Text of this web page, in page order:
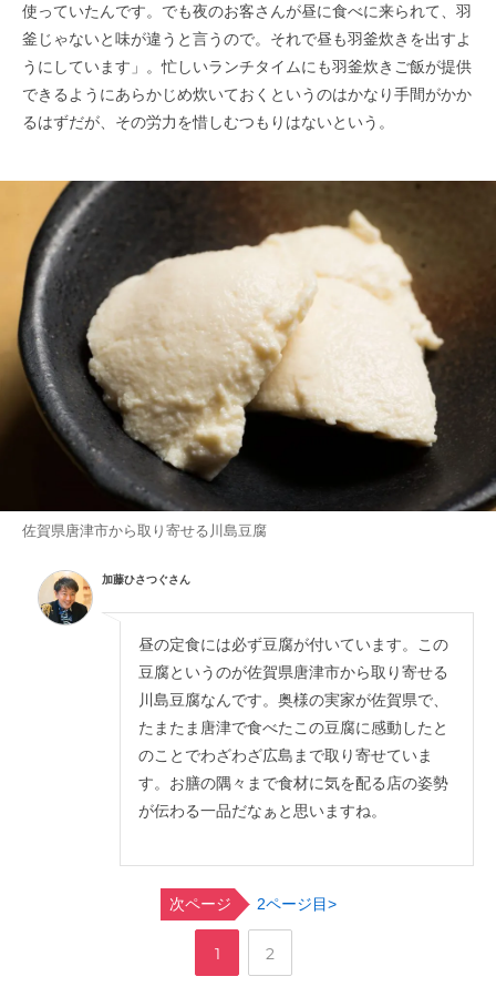
使っていたんです。でも夜のお客さんが昼に食べに来られて、羽
釜じゃないと味が違うと言うので。それで昼も羽釜炊きを出すよ
うにしています」。忙しいランチタイムにも羽釜炊きご飯が提供
できるようにあらかじめ炊いておくというのはかなり手間がかか
るはずだが、その労力を惜しむつもりはないという。
佐賀県唐津市から取り寄せる川島豆腐
加藤ひさつぐさん
昼の定食には必ず豆腐が付いています。この
豆腐というのが佐賀県唐津市から取り寄せる
川島豆腐なんです。奥様の実家が佐賀県で、
たまたま唐津で食べたこの豆腐に感動したと
のことでわざわざ広島まで取り寄せていま
す。お膳の隅々まで食材に気を配る店の姿勢
が伝わる一品だなぁと思いますね。
次ページ 2ページ目>
ペ1
,
ペ
2